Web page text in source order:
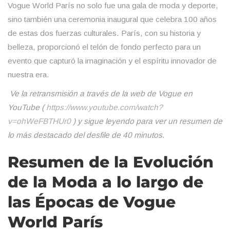
Vogue World París no solo fue una gala de moda y deporte,
sino también una ceremonia inaugural que celebra 100 años
de estas dos fuerzas culturales. París, con su historia y
belleza, proporcionó el telón de fondo perfecto para un
evento que capturó la imaginación y el espíritu innovador de
nuestra era.
Ve la retransmisión a través de la web de Vogue en
YouTube (https://www.youtube.com/watch?
v=ohWeFBTHUr0) y sigue leyendo para ver un resumen de
lo más destacado del desfile de 40 minutos.
Resumen de la Evolución
de la Moda a lo largo de
las Épocas de Vogue
World París